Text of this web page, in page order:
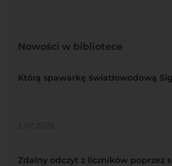
Nowości w bibliotece
Którą spawarkę światłowodową
Zdalny odczyt z liczników poprzez